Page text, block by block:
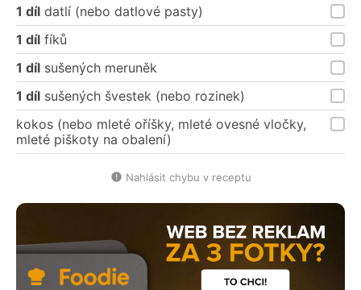
1 díl datlí (nebo datlové pasty)
1 díl fíků
1 díl sušených meruněk
1 díl sušených švestek (nebo rozinek)
kokos (nebo mleté oříšky, mleté ovesné vločky,
mleté piškoty na obalení)
Nahlásit chybu v receptu